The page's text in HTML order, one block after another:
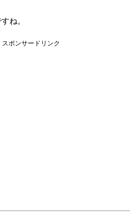
ね。
スポンサードリンク